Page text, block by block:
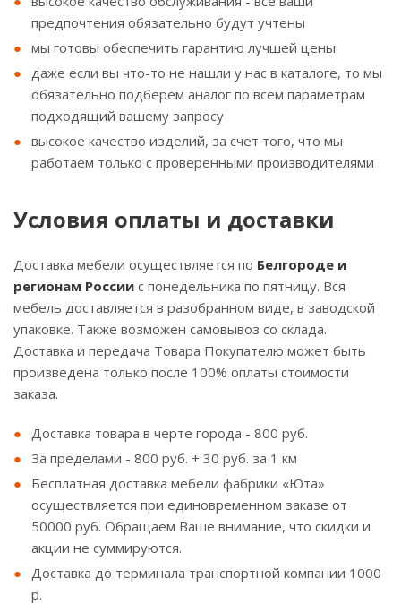
предпочтения обязательно будут учтены
мы готовы обеспечить гарантию лучшей цены
даже если вы что-то не нашли у нас в каталоге, то мы
обязательно подберем аналог по всем параметрам
подходящий вашему запросу
высокое качество изделий, за счет того, что мы
работаем только с проверенными производителями
Условия оплаты и доставки
Доставка мебели осуществляется по Белгороде и
регионам России с понедельника по пятницу. Вся
мебель доставляется в разобранном виде, в заводской
упаковке. Также возможен самовывоз со склада.
Доставка и передача Товара Покупателю может быть
произведена только после 100% оплаты стоимости
заказа.
Доставка товара в черте города - 800 руб.
За пределами - 800 руб. + 30 руб. за 1 км
Бесплатная доставка мебели фабрики «Юта»
осуществляется при единовременном заказе от
50000 руб. Обращаем Ваше внимание, что скидки и
акции не суммируются.
Доставка до терминала транспортной компании 1000
р.